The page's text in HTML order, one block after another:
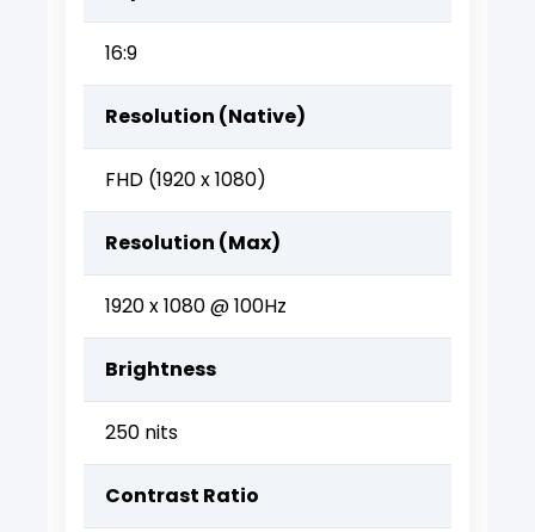
16:9
Resolution (Native)
FHD (1920 x 1080)
Resolution (Max)
1920 x 1080 @ 100Hz
Brightness
250 nits
Contrast Ratio